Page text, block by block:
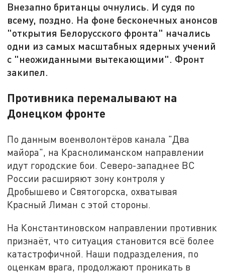
Внезапно британцы очнулись. И судя по
всему, поздно. На фоне бесконечных анонсов
"открытия Белорусского фронта" начались
одни из самых масштабных ядерных учений
с "неожиданными вытекающими". Фронт
закипел.
Противника перемалывают на
Донецком фронте
По данным военволонтёров канала "Два
майора", на Краснолиманском направлении
идут городские бои. Северо-западнее ВС
России расширяют зону контроля у
Дробышево и Святогорска, охватывая
Красный Лиман с этой стороны.
На Константиновском направлении противник
признаёт, что ситуация становится всё более
катастрофичной. Наши подразделения, по
оценкам врага, продолжают проникать в